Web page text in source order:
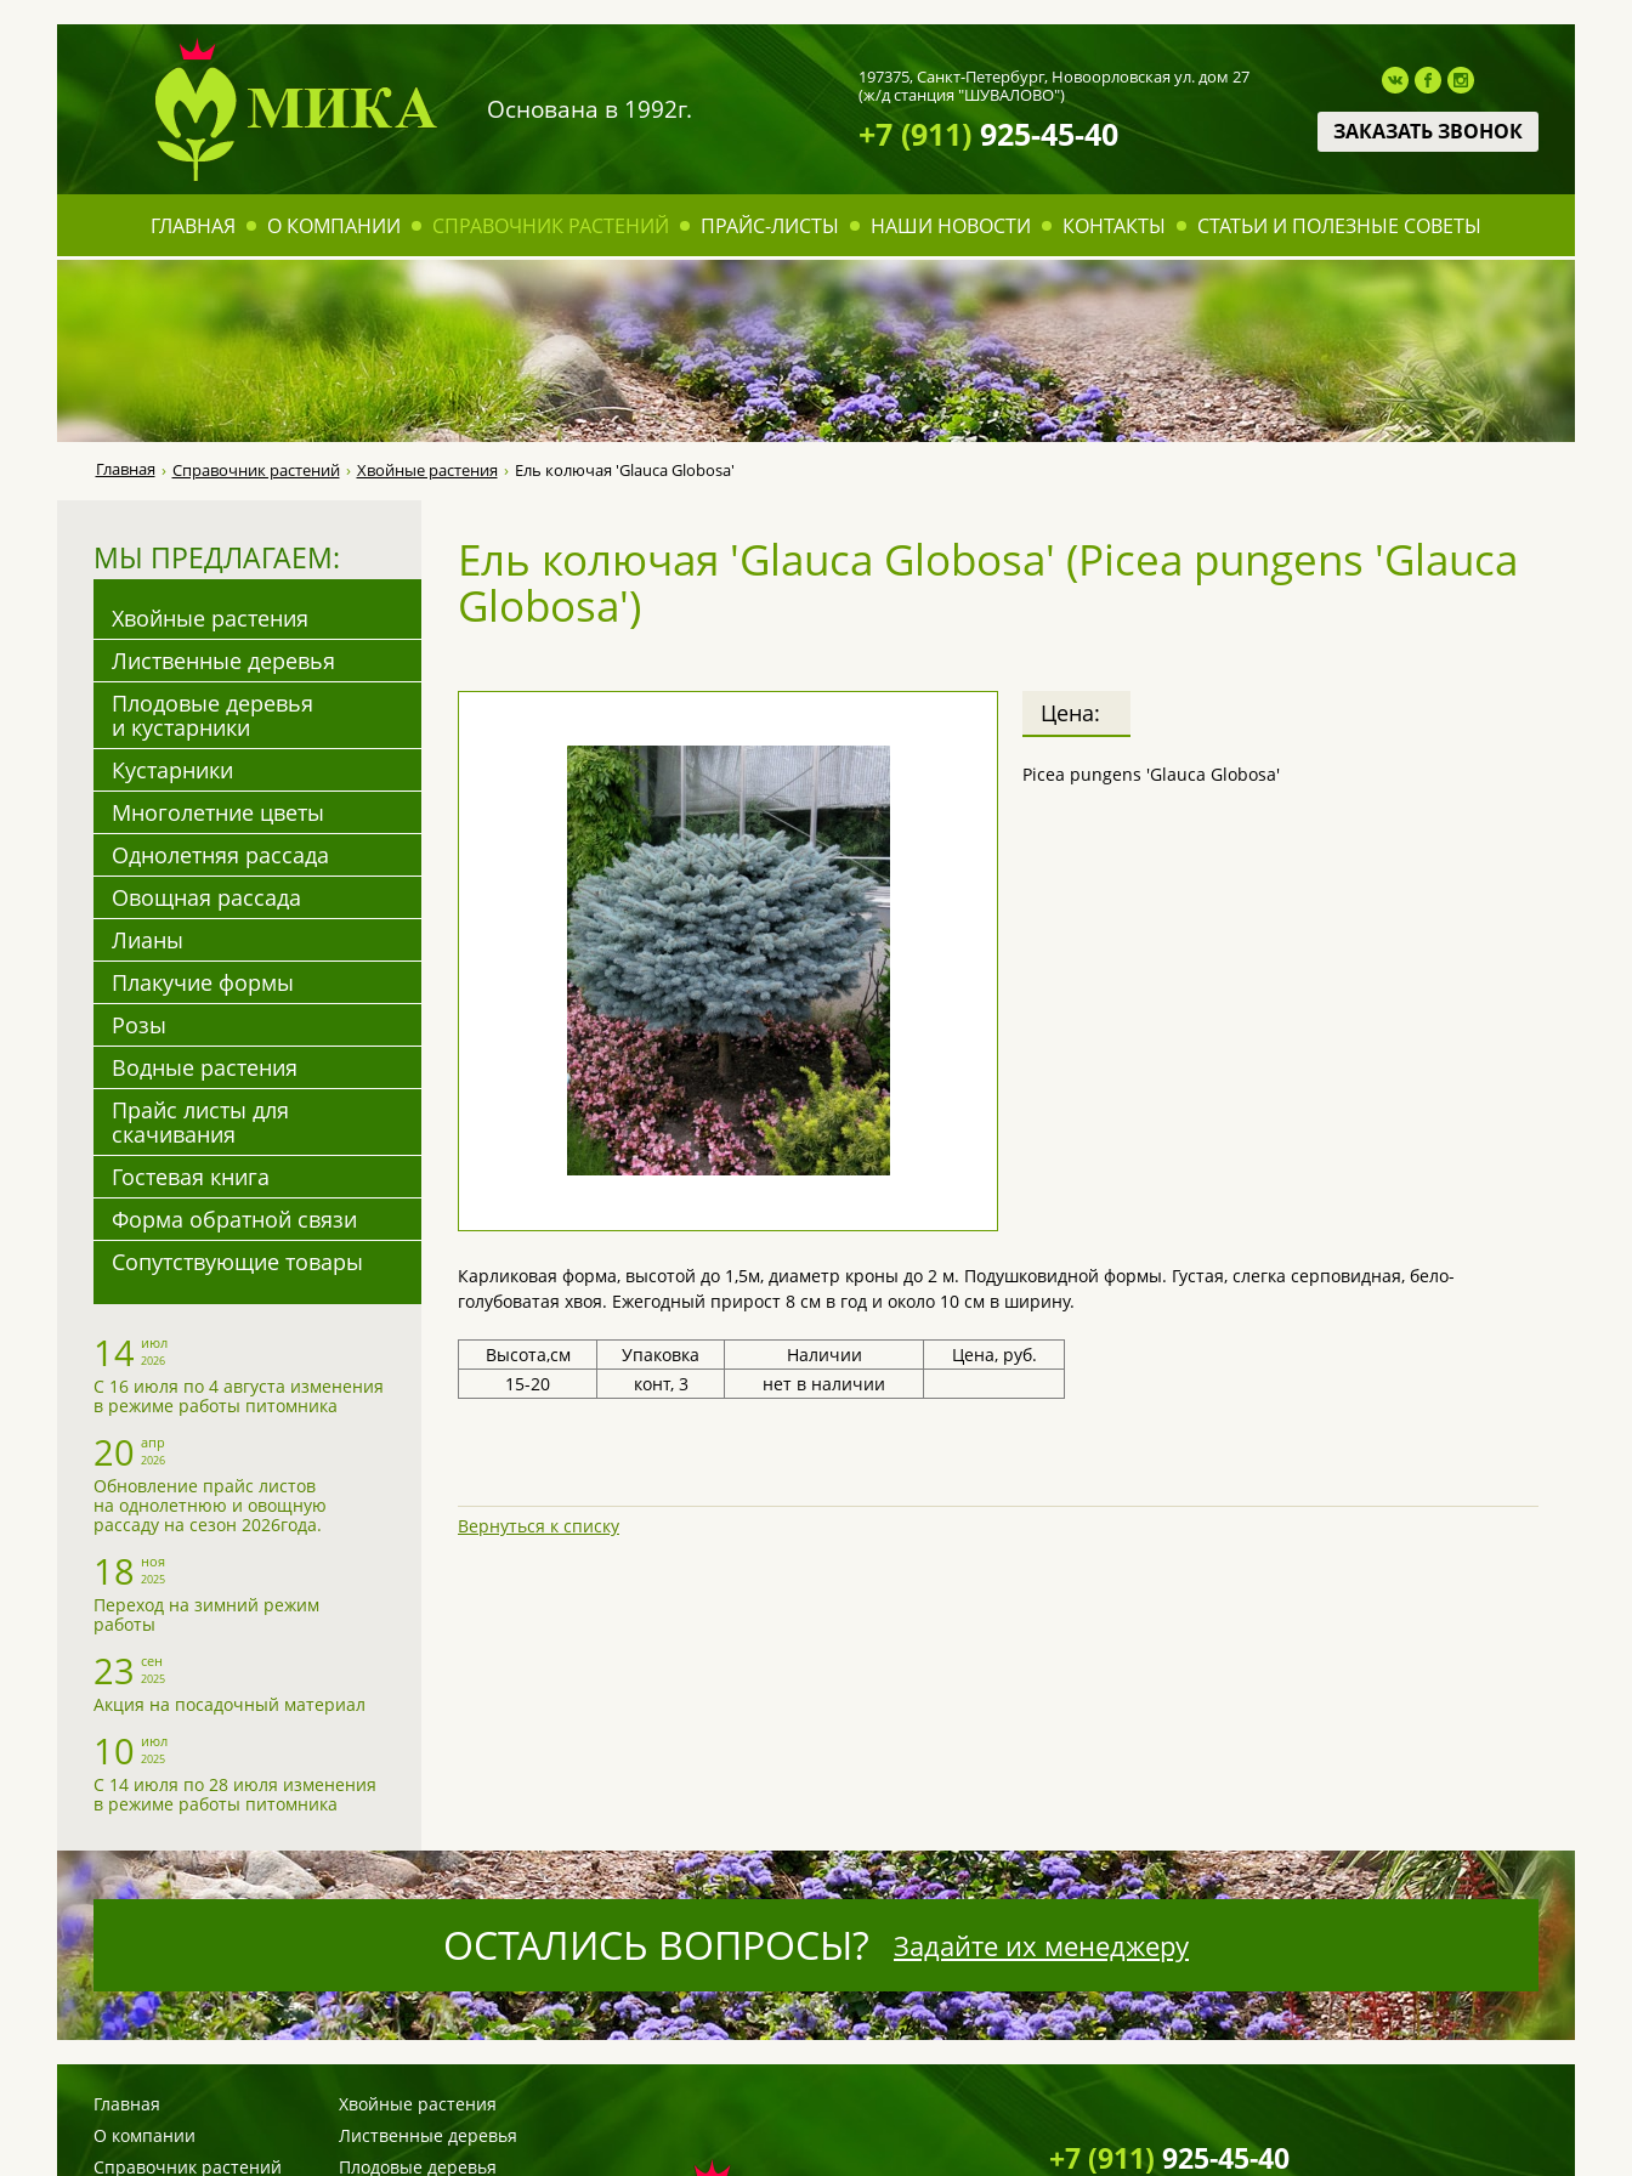
Основана в 1992г.
197375,Санкт-Петербург, Новоорловская ул. дом 27
(ж/д станция "ШУВАЛОВО")
+7 (911)925-45-40 ЗАКАЗАТЬ ЗВОНОК
ГЛАВНАЯ О КОМПАНИИ СПРАВОЧНИК РАСТЕНИЙ ПРАЙС-ЛИСТЫ НАШИ НОВОСТИ КОНТАКТЫ СТАТЬИ И ПОЛЕЗНЫЕ СОВЕТЫ
Главная Справочник растений Хвойные растения Ель колючая 'Glauca Globosa'
МЫ ПРЕДЛАГАЕМ:
Хвойные растения
Лиственные деревья
Плодовые деревья
и кустарники
Кустарники
Многолетние цветы
Однолетняя рассада
Овощная рассада
Лианы
Плакучие формы
Розы
Водные растения
Прайс листы для
скачивания
Гостевая книга
Форма обратной связи
Сопутствующие товары
14 июл
2026
С 16 июля по 4 августа изменения
в режиме работы питомника
20 апр
2026
Обновление прайс листов
на однолетнюю и овощную
рассаду на сезон 2026года.
18 ноя
2025
Переход на зимний режим
работы
23 сен
2025
Акция на посадочный материал
10 июл
2025
С 14 июля по 28 июля изменения
в режиме работы питомника
Ель колючая 'Glauca Globosa' (Picea pungens 'Glauca
Globosa')
Цена:
Picea pungens 'Glauca Globosa'
Карликовая форма, высотой до 1,5м, диаметр кроны до 2 м. Подушковидной формы. Густая, слегка серповидная, бело-
голубоватая хвоя. Ежегодный прирост 8 см в год и около 10 см в ширину.
Высота,см Упаковка Наличии
Цена, руб.
15-20
конт, 3 нет в наличии
Вернуться к списку
ОСТАЛИСЬ ВОПРОСЫ? Задайте их менеджеру
Главная
О компании
Справочник растений
Хвойные растения
Лиственные деревья
Плодовые деревья
+7 (911) 925-45-40